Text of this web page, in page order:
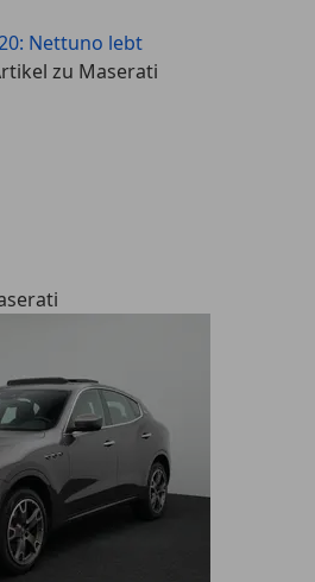
Nettuno lebt
zu Maserati